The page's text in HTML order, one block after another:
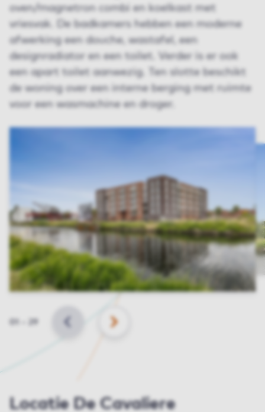
oven/magnetron combi en koelkast met
vriesvak. De badkamers hebben een moderne
afwerking een douche, wastafel, een
designradiator en een toilet. Verder is er ook
een apart toilet aanwezig. Ten slotte beschikt
de woning over een interne berging met ruimte
voor een wasmachine en droger.
Slide 29 VORIGE VOLGENDE
Locatie De Cavaliere